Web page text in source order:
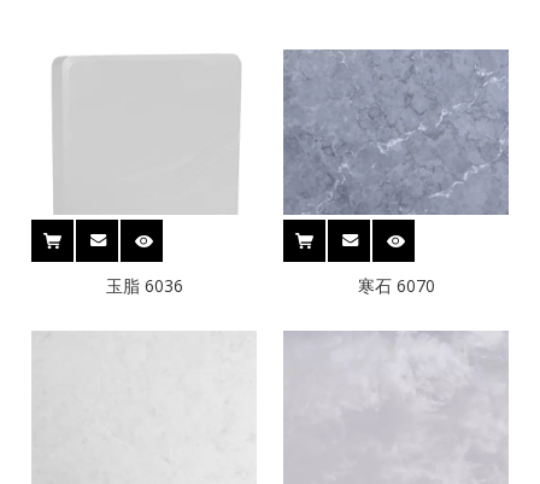
玉脂 6036 寒石 6070